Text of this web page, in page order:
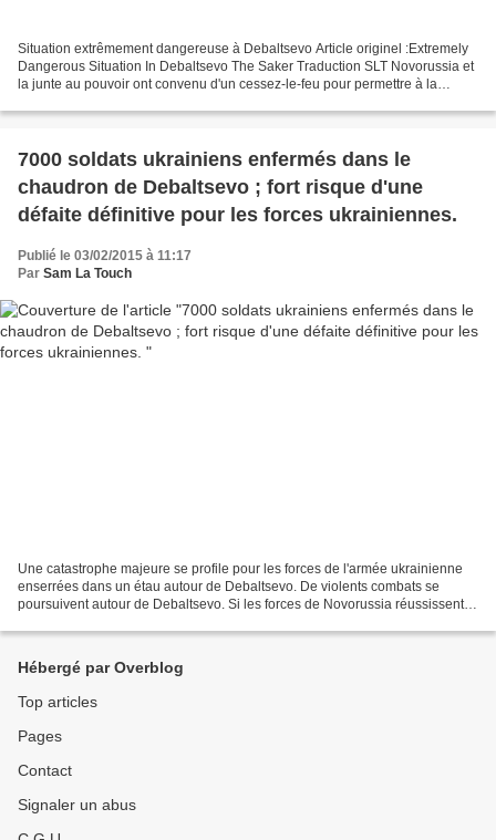
Situation extrêmement dangereuse à Debaltsevo Article originel :Extremely
Dangerous Situation In Debaltsevo The Saker Traduction SLT Novorussia et
la junte au pouvoir ont convenu d'un cessez-le-feu pour permettre à la
7000 soldats ukrainiens enfermés dans le
chaudron de Debaltsevo ; fort risque d'une
défaite définitive pour les forces ukrainiennes.
Publié le 03/02/2015 à 11:17
Par Sam La Touch
Une catastrophe majeure se profile pour les forces de l'armée ukrainienne
enserrées dans un étau autour de Debaltsevo. De violents combats se
poursuivent autour de Debaltsevo. Si les forces de Novorussia réussissent à
Hébergé par Overblog
Top articles
Pages
Contact
Signaler un abus